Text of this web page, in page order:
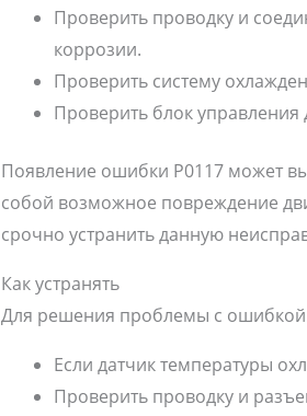
Проверить проводку и
коррозии.
Проверить систему
Проверить блок
Появление ошибки P0117 может
собой возможное повреждение
срочно устранить данную
Как устранять
Для решения проблемы с ошибкой
Если датчик температуры
Проверить проводку и